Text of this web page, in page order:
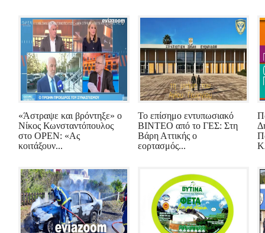
«Άστραψε και βρόντηξε» ο
Νίκος Κωνσταντόπουλος
στο OPEN: «Ας
κοιτάξουν...
Το επίσημο εντυπωσιακό
ΒΙΝΤΕΟ από το ΓΕΣ: Στη
Βάρη Αττικής ο
εορτασμός...